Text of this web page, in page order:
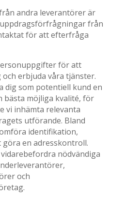
andra leverantörer är
från
för att efterfråga
för att
erbjuda våra tjänster.
dig som potentiell kund en
bästa möjliga kvalité, för
vi inhämta relevanta
utförande. Bland
identifikation,
en adresskontroll.
nödvändiga
och